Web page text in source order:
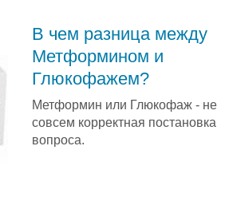
В чем разница между
Метформином и
Глюкофажем?
Метформин или Глюкофаж - не
совсем корректная постановка
вопроса.